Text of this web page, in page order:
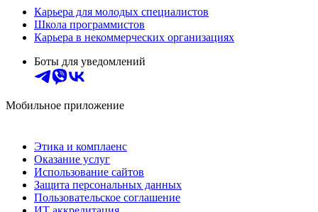
Карьера для молодых специалистов
Школа программистов
Карьера в некоммерческих организациях
Боты для уведомлений
Мобильное приложение
Этика и комплаенс
Оказание услуг
Использование сайтов
Защита персональных данных
Пользовательское соглашение